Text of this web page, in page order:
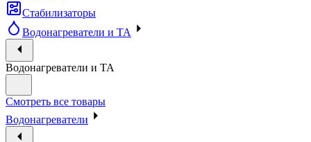
Стабилизаторы
Водонагреватели и ТА
Водонагреватели и ТА
Смотреть все товары
Водонагреватели